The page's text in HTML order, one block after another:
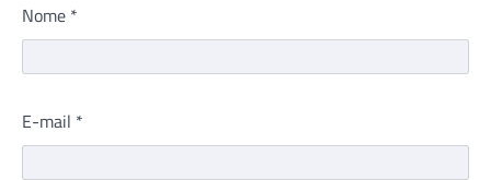
Nome *
E-mail *